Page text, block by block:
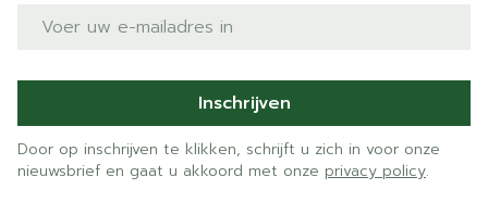
E-mail adres
Inschrijven
Door op inschrijven te klikken, schrijft u zich in voor onze
nieuwsbrief en gaat u akkoord met onze privacy policy.